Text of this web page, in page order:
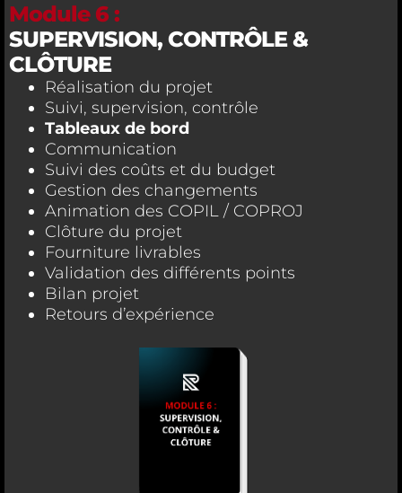
Module 6 :
SUPERVISION, CONTRÔLE &
CLÔTURE
Réalisation du projet
Suivi, supervision, contrôle
Tableaux de bord
Communication
Suivi des coûts et du budget
Gestion des changements
Animation des COPIL / COPROJ
Clôture du projet
Fourniture livrables
Validation des différents points
Bilan projet
Retours d’expérience